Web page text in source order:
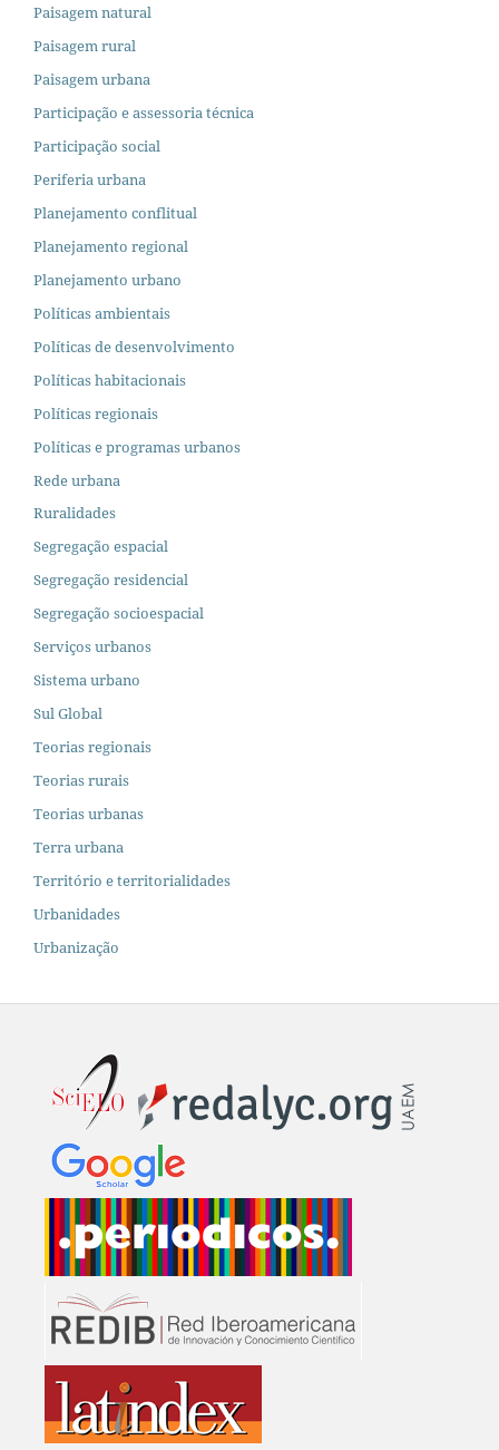
Paisagem natural
Paisagem rural
Paisagem urbana
Participação e assessoria técnica
Participação social
Periferia urbana
Planejamento conflitual
Planejamento regional
Planejamento urbano
Políticas ambientais
Políticas de desenvolvimento
Políticas habitacionais
Políticas regionais
Políticas e programas urbanos
Rede urbana
Ruralidades
Segregação espacial
Segregação residencial
Segregação socioespacial
Serviços urbanos
Sistema urbano
Sul Global
Teorias regionais
Teorias rurais
Teorias urbanas
Terra urbana
Território e territorialidades
Urbanidades
Urbanização